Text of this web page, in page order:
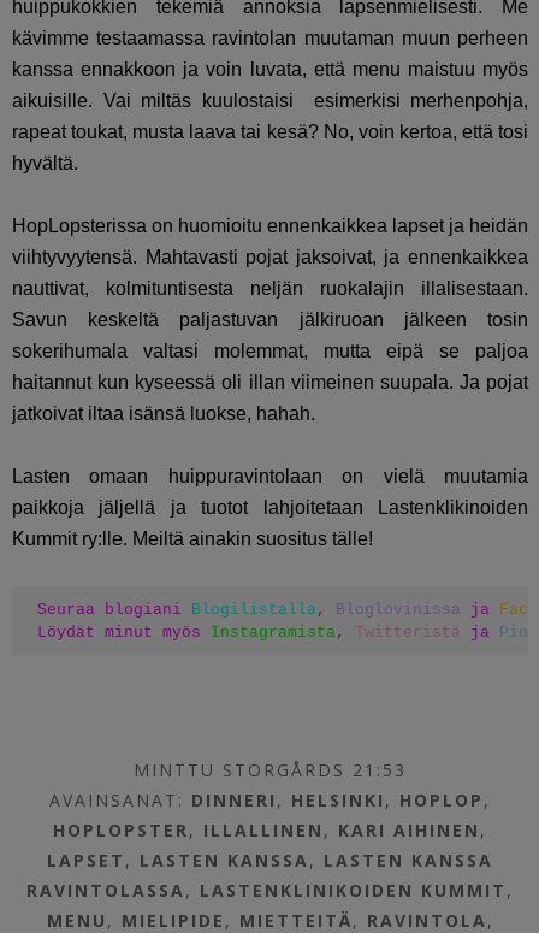
huippukokkien tekemiä annoksia lapsenmielisesti. Me
kävimme testaamassa ravintolan muutaman muun perheen
kanssa ennakkoon ja voin luvata, että menu maistuu myös
aikuisille. Vai miltäs kuulostaisi esimerkisi merhenpohja,
rapeat toukat, musta laava tai kesä? No, voin kertoa, että tosi
hyvältä.
HopLopsterissa on huomioitu ennenkaikkea lapset ja heidän
viihtyvyytensä. Mahtavasti pojat jaksoivat, ja ennenkaikkea
nauttivat, kolmituntisesta neljän ruokalajin illalisestaan.
Savun keskeltä paljastuvan jälkiruoan jälkeen tosin
sokerihumala valtasi molemmat, mutta eipä se paljoa
haitannut kun kyseessä oli illan viimeinen suupala. Ja pojat
jatkoivat iltaa isänsä luokse, hahah.
Lasten omaan huippuravintolaan on vielä muutamia
paikkoja jäljellä ja tuotot lahjoitetaan Lastenklikinoiden
Kummit ry:lle. Meiltä ainakin suositus tälle!
Seuraa blogiani Blogilistalla, Bloglovinissa ja
Löydät minut myös Instagramista, Twitteristä ja
MINTTU STORGÅRDS 21:53
AVAINSANAT: DINNERI , HELSINKI , HOPLOP ,
HOPLOPSTER , ILLALLINEN , KARI AIHINEN ,
LAPSET , LASTEN KANSSA , LASTEN KANSSA
RAVINTOLASSA , LASTENKLINIKOIDEN KUMMIT ,
MENU , MIELIPIDE , MIETTEITÄ, RAVINTOLA ,